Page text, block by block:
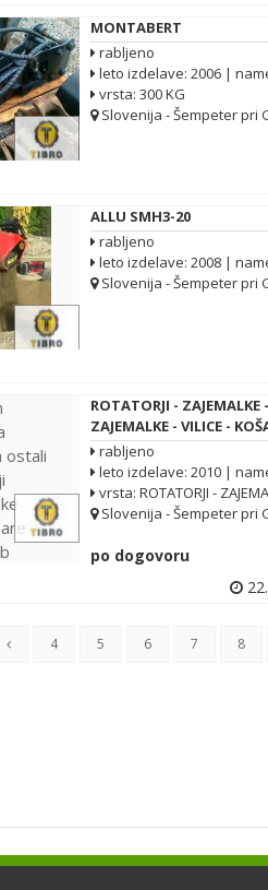
MONTABERT
rabljeno
leto izdelave: 2006 |
vrsta: 300 KG
Slovenija - Šempeter pri
ALLU SMH3-20
rabljeno
leto izdelave: 2008 |
Slovenija - Šempeter pri
ROTATORJI - ZAJEMALKE
ZAJEMALKE - VILICE -
rabljeno
leto izdelave: 2010 |
vrsta: ROTATORJI -
Slovenija - Šempeter pri
po dogovoru
4 5 6 7 8